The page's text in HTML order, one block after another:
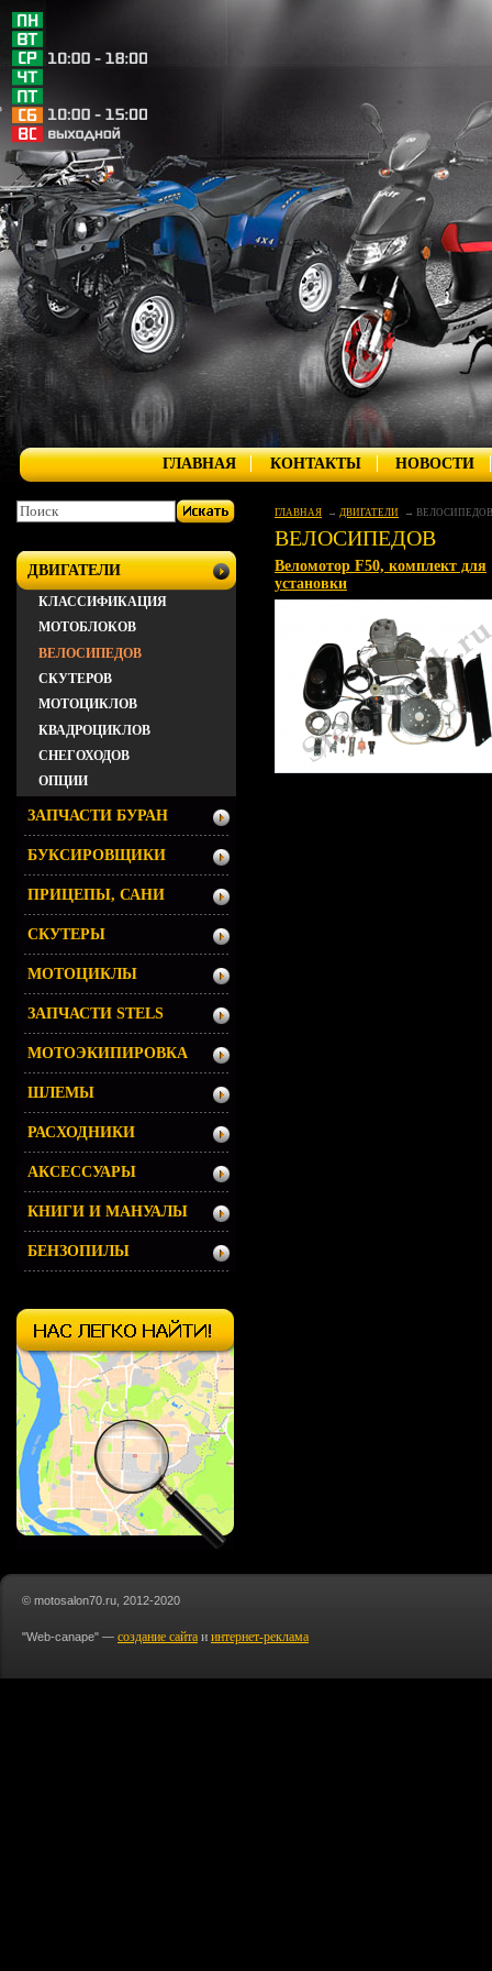
ГЛАВНАЯ КОНТАКТЫ НОВОСТИ
ГЛАВНАЯ ДВИГАТЕЛИ ВЕЛОСИПЕДОВ
ВЕЛОСИПЕДОВ
Веломотор F50, комплект для
установки
ДВИГАТЕЛИ
КЛАССИФИКАЦИЯ
МОТОБЛОКОВ
ВЕЛОСИПЕДОВ
СКУТЕРОВ
МОТОЦИКЛОВ
КВАДРОЦИКЛОВ
СНЕГОХОДОВ
ОПЦИИ
ЗАПЧАСТИ БУРАН
БУКСИРОВЩИКИ
ПРИЦЕПЫ, САНИ
СКУТЕРЫ
МОТОЦИКЛЫ
ЗАПЧАСТИ STELS
МОТОЭКИПИРОВКА
ШЛЕМЫ
РАСХОДНИКИ
АКСЕССУАРЫ
КНИГИ И МАНУАЛЫ
БЕНЗОПИЛЫ
© motosalon70.ru, 2012-2020
"Web-canape" — создание сайта и интернет-реклама